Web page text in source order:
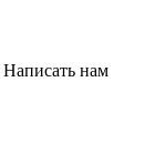
Написать нам